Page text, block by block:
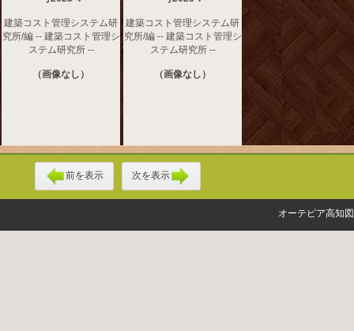
建築コスト管理システム研
究所/編 -- 建築コスト管理シ
ステム研究所 --
（画像なし）
建築コスト管理システム研
究所/編 -- 建築コスト管理シ
ステム研究所 --
（画像なし）
前を表示 次を表示
オーテピア高知